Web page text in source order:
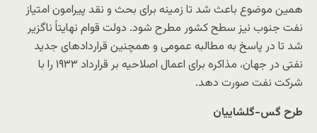
همین موضوع باعث شد تا زمینه برای بحث و نقد پیرامون امتیاز
نفت جنوب نیز سطح کشور مطرح شود. دولت قوام نهایتاً ناگزیر
شد تا در پاسخ به مطالبه عمومی و همچنین قراردادهای جدید
نفتی در جهان، مذاکره برای اعمال اصلاحیه بر قرارداد ۱۹۳۳ را با
شرکت نفت صورت دهد.
طرح گس-گلشاییان